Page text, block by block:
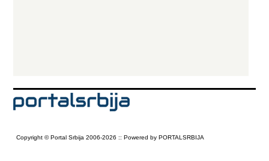
Copyright © Portal Srbija 2006-2026 :: Powered by PORTALSRBIJA